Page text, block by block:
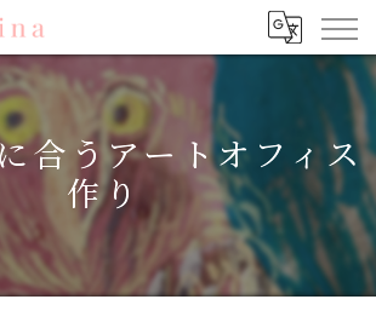
合うアートオフィス
作り